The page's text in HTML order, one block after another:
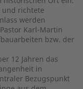
und richtete
werden
Karl-Martin
bzw. der
12 Jahren das
in
Bezugspunkt